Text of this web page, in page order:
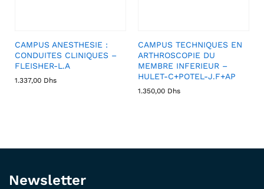
CAMPUS ANESTHESIE :
CONDUITES CLINIQUES –
FLEISHER-L.A
1.337,00 Dhs
CAMPUS TECHNIQUES EN
ARTHROSCOPIE DU
MEMBRE INFERIEUR –
HULET-C+POTEL-J.F+AP
1.350,00 Dhs
Newsletter